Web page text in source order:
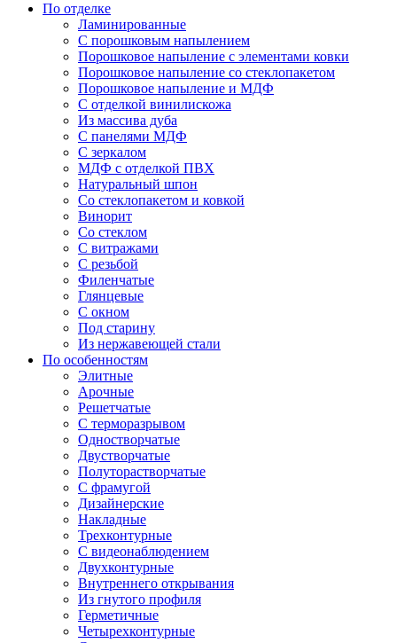
По отделке
Ламинированные
С порошковым напылением
Порошковое напыление с элементами ковки
Порошковое напыление со стеклопакетом
Порошковое напыление и МДФ
С отделкой винилискожа
Из массива дуба
С панелями МДФ
С зеркалом
МДФ с отделкой ПВХ
Натуральный шпон
Со стеклопакетом и ковкой
Винорит
Со стеклом
С витражами
С резьбой
Филенчатые
Глянцевые
С окном
Под старину
Из нержавеющей стали
По особенностям
Элитные
Арочные
Решетчатые
С терморазрывом
Одностворчатые
Двустворчатые
Полуторастворчатые
С фрамугой
Дизайнерские
Накладные
Трехконтурные
С видеонаблюдением
Двухконтурные
Внутреннего открывания
Из гнутого профиля
Герметичные
Четырехконтурные